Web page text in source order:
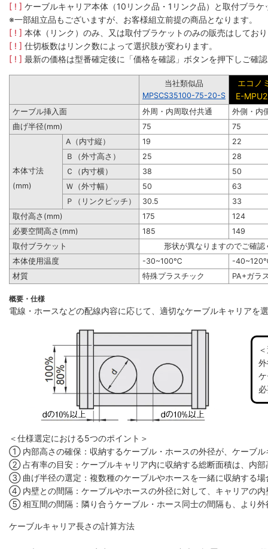
[ ! ] ケーブルキャリア本体（10リンク品・1リンク品）と取付ブラ
※一部組立品もございますが、お客様組立前提の商品となります。
[ ! ] 本体（リンク）のみ、又は取付ブラケットのみの販売はしてお
[ ! ] 仕切板数はリンク数によって選択肢が変わります。
[ ! ] 最新の価格は型番確定後に「価格を確認」ボタンを押下しご確
当社類似品
MPSCS35100-75-20-S
エコノ
E-
ケーブル挿入面 外周・内周取付共通
外側・内
曲げ半径(mm)
75
75
A（内寸縦）
19
22
Ｂ（外寸高さ）
25
28
本体寸法
Ｃ（内寸横） 38
50
(mm)
Ｗ（外寸幅） 50
63
Ｐ（リンクピッチ）
30.5
33
取付高さ(mm)
175
124
必要空間高さ(mm)
185
149
取付ブラケット
形状が異なりますのでご確認
本体使用温度
-30~100℃
-
材質
特殊プラスチック PA+ガラ
概要・仕様
電線・ホースなどの配線内容に応じて、適切なケーブルキャリアを
＜仕様選定における5つのポイント＞
① 内部高さの確保：収納するケーブル・ホースの外径が、ケーブ
② 占有率の目安：ケーブルキャリア内に収納する総断面積は、内
③ 曲げ半径の選定：複数種のケーブルやホースを一緒に収納する
④ 内壁との間隔：ケーブルやホースの外径に対して、キャリアの
⑤ 相互間の間隔：隣り合うケーブル・ホース同士の間隔も、より
ケーブルキャリア長さの計算方法